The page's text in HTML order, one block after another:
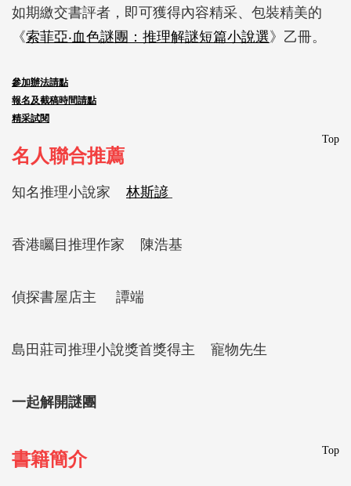
如期繳交書評者，即可獲得內容精采、包裝精美的
《索菲亞‧血色謎團：推理解謎短篇小說選》乙冊。
參加辦法請點
報名及截稿時間請點
精采試閱
Top
名人聯合推薦
知名推理小說家 林斯諺
香港矚目推理作家 陳浩基
偵探書屋店主 譚端
島田莊司推理小說獎首獎得主 寵物先生
一起解開謎團
Top
書籍簡介